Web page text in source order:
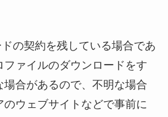
の契約を残している場合であ
ファイルのダウンロードをす
場合があるので、不明な場合
のウェブサイトなどで事前に